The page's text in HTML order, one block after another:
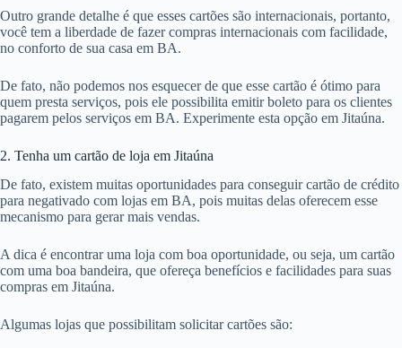
Outro grande detalhe é que esses cartões são internacionais, portanto,
você tem a liberdade de fazer compras internacionais com facilidade,
no conforto de sua casa em BA.
De fato, não podemos nos esquecer de que esse cartão é ótimo para
quem presta serviços, pois ele possibilita emitir boleto para os clientes
pagarem pelos serviços em BA. Experimente esta opção em Jitaúna.
2. Tenha um cartão de loja em Jitaúna
De fato, existem muitas oportunidades para conseguir cartão de crédito
para negativado com lojas em BA, pois muitas delas oferecem esse
mecanismo para gerar mais vendas.
A dica é encontrar uma loja com boa oportunidade, ou seja, um cartão
com uma boa bandeira, que ofereça benefícios e facilidades para suas
compras em Jitaúna.
Algumas lojas que possibilitam solicitar cartões são: